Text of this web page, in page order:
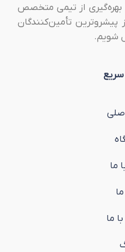
بهره‌گیری از تیمی متخصص
پیشروترین تأمین‌کنندگان
شویم.
ما
ما